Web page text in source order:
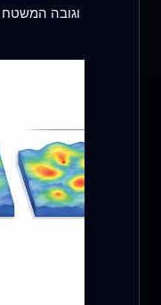
וגובה המשטח